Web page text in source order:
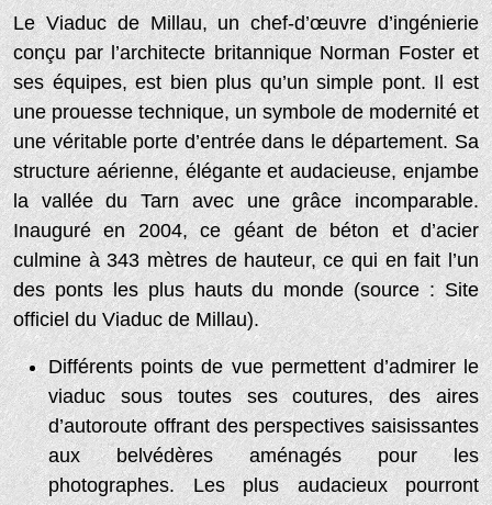
Le Viaduc de Millau, un chef-d’œuvre d’ingénierie
conçu par l’architecte britannique Norman Foster et
ses équipes, est bien plus qu’un simple pont. Il est
une prouesse technique, un symbole de modernité et
une véritable porte d’entrée dans le département. Sa
structure aérienne, élégante et audacieuse, enjambe
la vallée du Tarn avec une grâce incomparable.
Inauguré en 2004, ce géant de béton et d’acier
culmine à 343 mètres de hauteur, ce qui en fait l’un
des ponts les plus hauts du monde (source : Site
officiel du Viaduc de Millau).
Différents points de vue permettent d’admirer le
viaduc sous toutes ses coutures, des aires
d’autoroute offrant des perspectives saisissantes
aux belvédères aménagés pour les
photographes. Les plus audacieux pourront